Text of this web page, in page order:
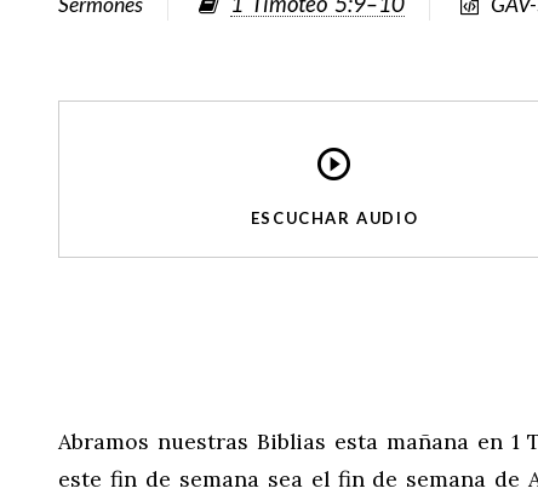
ESCUCHAR AUDIO
Abramos nuestras Biblias esta mañana en
este fin de semana sea el fin de semana